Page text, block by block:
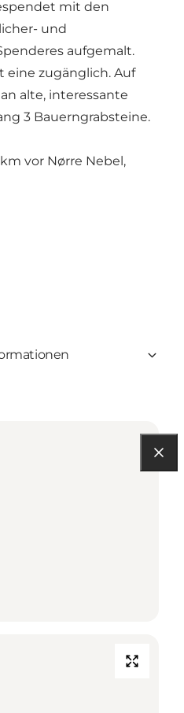
mit den
und
aufgemalt.
eine zugänglich. Auf
alte, interessante
3 Bauerngrabsteine.
vor Nørre Nebel,